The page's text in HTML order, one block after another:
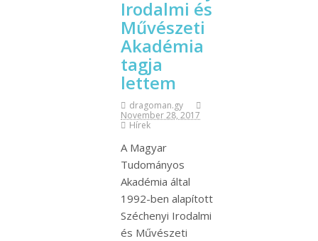
Irodalmi és
Művészeti
Akadémia
tagja
lettem
dragoman.gy
November 28, 2017
Hírek
A Magyar
Tudományos
Akadémia által
1992-ben alapított
Széchenyi Irodalmi
és Művészeti